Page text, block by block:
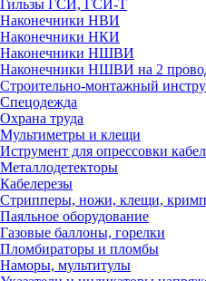
Гильзы ГСИ, ГСИ-Т
Наконечники НВИ
Наконечники НКИ
Наконечники НШВИ
Наконечники НШВИ на 2
Строительно-монтажный
Спецодежда
Охрана труда
Мультиметры и клещи
Иструмент для опрессовки
Металлодетекторы
Кабелерезы
Стрипперы, ножи, клещи,
Паяльное оборудование
Газовые баллоны, горелки
Пломбираторы и пломбы
Наморы, мультитулы